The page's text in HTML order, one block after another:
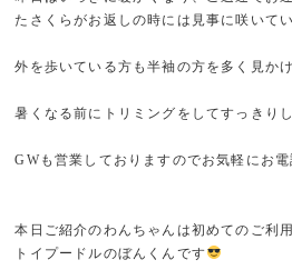
たさくらがお返しの時には見事に咲いて
外を歩いている方も半袖の方を多く見か
暑くなる前にトリミングをしてすっきり
GWも営業しておりますのでお気軽にお
本日ご紹介のわんちゃんは初めてのご利
トイプードルのぼんくんです